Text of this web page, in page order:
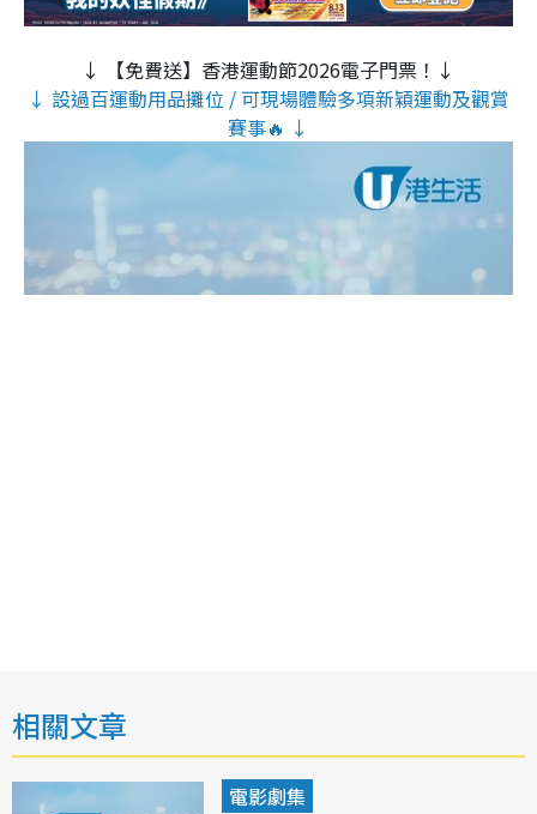
↓ 【免費送】香港運動節2026電子門票！↓
↓ 設過百運動用品攤位 / 可現場體驗多項新穎運動及觀賞
賽事🔥 ↓
相關文章
電影劇集